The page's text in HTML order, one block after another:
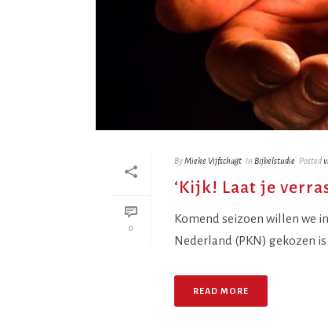
0
ByMieke Vijfschagt In Bijbelstudie Posted
‘Kijk! Laat je
Komend seizoen willen we
Nederland (PKN) gekozen
READ MORE